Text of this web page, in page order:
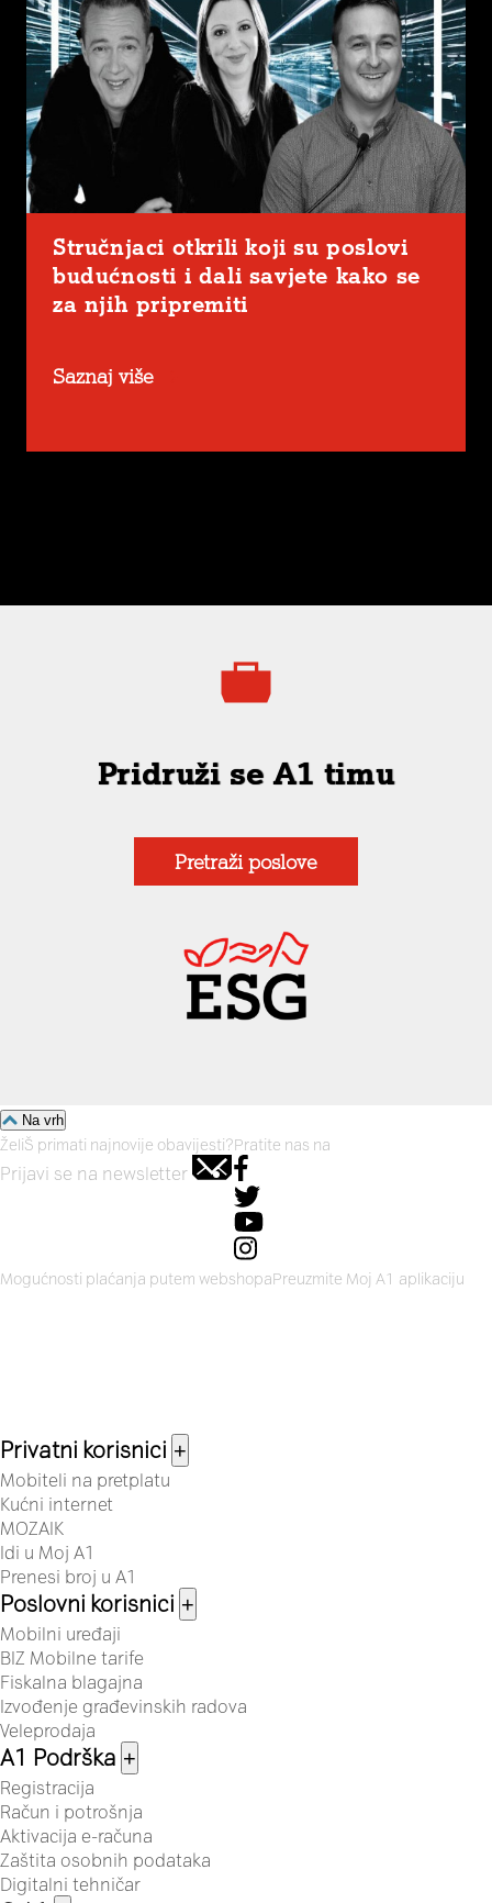
Stručnjaci otkrili koji su poslovi
budućnosti i dali savjete kako se
za njih pripremiti
Saznaj više
Pridruži se A1 timu
Pretraži poslove
Na vrh
ŽeliŠ primati najnovije obavijesti?
Prijavi se na newsletter
Pratite nas na
Mogućnosti plaćanja putem webshopaPreuzmite Moj A1 aplikaciju
Privatni korisnici +
Mobiteli na pretplatu
Kućni internet
MOZAIK
Idi u Moj A1
Prenesi broj u A1
Poslovni korisnici +
Mobilni uređaji
BIZ Mobilne tarife
Fiskalna blagajna
Izvođenje građevinskih radova
Veleprodaja
A1 Podrška +
Registracija
Račun i potrošnja
Aktivacija e-računa
Zaštita osobnih podataka
Digitalni tehničar